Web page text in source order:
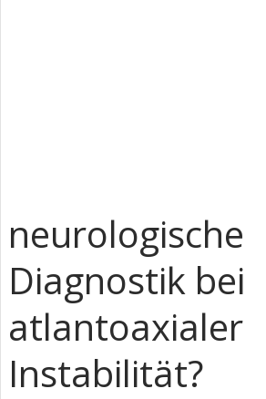
neurologische
Diagnostik bei
atlantoaxialer
Instabilität?